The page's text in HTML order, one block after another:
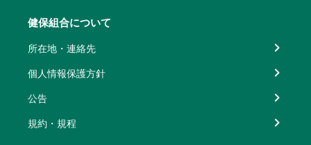
健保組合について
所在地・連絡先
個人情報保護方針
公告
規約・規程